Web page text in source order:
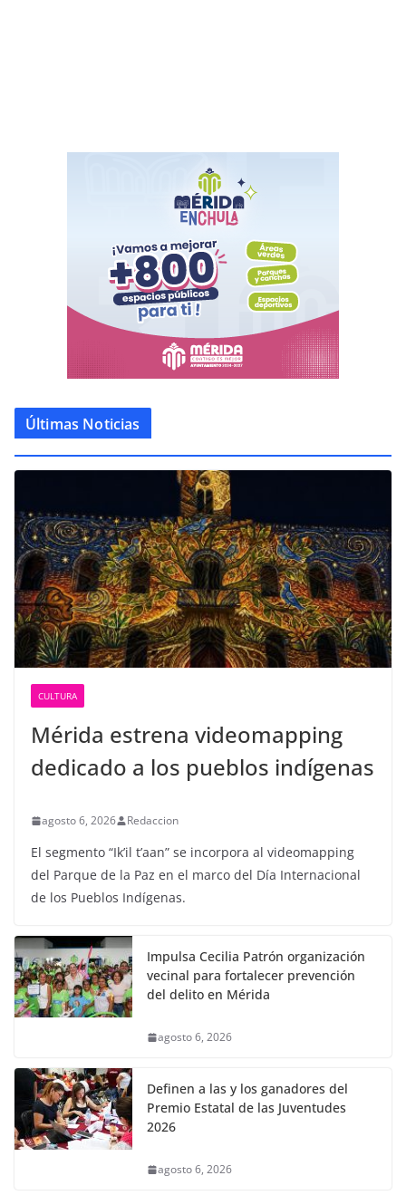
Últimas Noticias
CULTURA
Mérida estrena videomapping
dedicado a los pueblos indígenas
agosto 6, 2026 Redaccion
El segmento “Ik’il t’aan” se incorpora al videomapping
del Parque de la Paz en el marco del Día Internacional
de los Pueblos Indígenas.
Impulsa Cecilia Patrón organización
vecinal para fortalecer prevención
del delito en Mérida
agosto 6, 2026
Definen a las y los ganadores del
Premio Estatal de las Juventudes
2026
agosto 6, 2026